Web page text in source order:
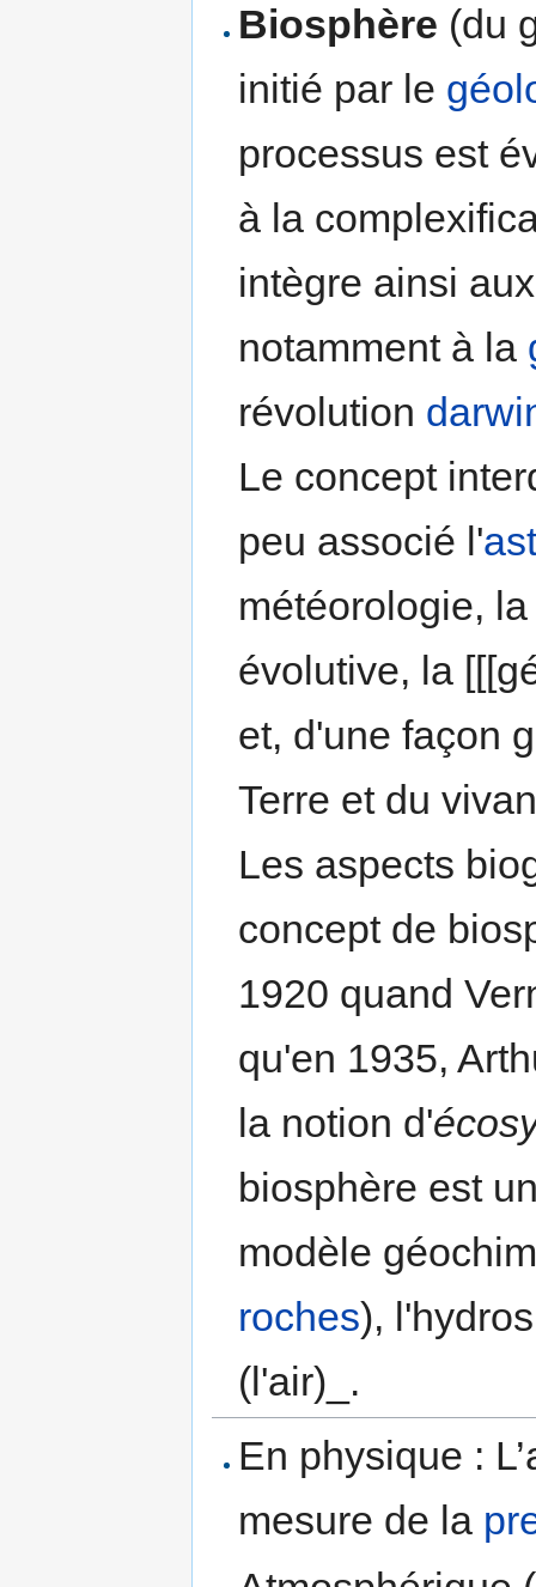
Biosphère (du
initié par le
processus est
à la
intègre ainsi
notamment à la
révolution
Le concept
peu associé l'
météorologie,
évolutive, la
et, d'une façon
Terre et du
Les aspects
concept de
1920 quand
qu'en 1935,
la notion d'
biosphère est
modèle
roches),
(l'air)_.
En physique :
mesure de la